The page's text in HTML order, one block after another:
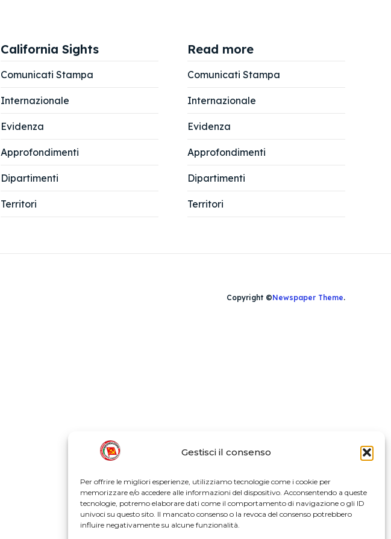
Gestisci il consenso
Per offrire le migliori esperienze, utilizziamo tecnologie come i cookie per
memorizzare e/o accedere alle informazioni del dispositivo. Acconsentendo a queste
tecnologie, potremo elaborare dati come il comportamento di navigazione o gli ID
univoci su questo sito. Il mancato consenso o la revoca del consenso potrebbero
influire negativamente su alcune funzionalità.
California Sights
Comunicati Stampa
Internazionale
Evidenza
Approfondimenti
Dipartimenti
Territori
Read more
Comunicati Stampa
Internazionale
Evidenza
Approfondimenti
Dipartimenti
Territori
Copyright ©Newspaper Theme.